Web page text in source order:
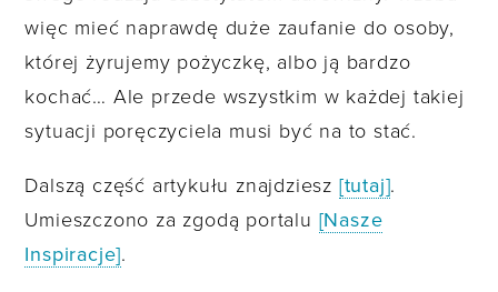
więc mieć naprawdę duże zaufanie do osoby,
której żyrujemy pożyczkę, albo ją bardzo
kochać… Ale przede wszystkim w każdej takiej
sytuacji poręczyciela musi być na to stać.
Dalszą część artykułu znajdziesz [tutaj].
Umieszczono za zgodą portalu [Nasze
Inspiracje].